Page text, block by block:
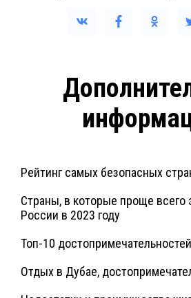
Рейтинг самых безопасных
Страны, в которые проще всего
России в 2023 году
Топ-10
Отдых в Дубае,